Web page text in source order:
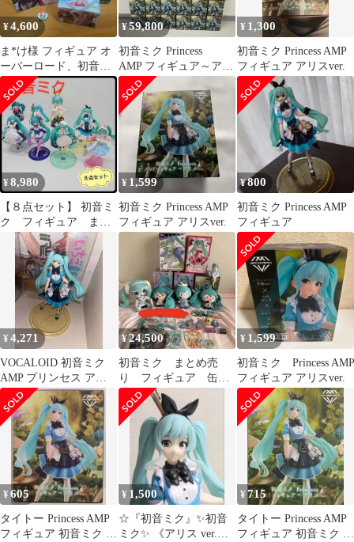
¥4,600
ま*け様 フィギュア オ
ーバーロード、初音ミ
ク他 まとめ売り
¥59,800
初音ミク Princess
AMP フィギュア～アリ
スver.～ 30体
¥ 1,300
初音ミク Princess AMP
フィギュア アリスver.
¥8,980
【８点セット】 初音ミ
ク フィギュア まと
め売り アミューズメ
ント景品
¥ 1,599
初音ミク Princess AMP
フィギュア アリスver.
¥800
初音ミク Princess AMP
フィギュア
¥4,271
VOCALOID 初音ミク
AMP プリンセス アリ
ス フィギュア
¥24,500
初音ミク まとめ売
り フィギュア 缶バ
ッジ キーホルダー
ぬいぐるみ 中国限定
¥ 1,599
初音ミク Princess AMP
フィギュア アリスver.
¥605
タイトー Princess AMP
フィギュア 初音ミク ~
¥ 1,500
☆『初音ミク』✨初音
ミク✨ 《アリス ver.》
¥715
タイトー Princess AMP
フィギュア 初音ミク ~